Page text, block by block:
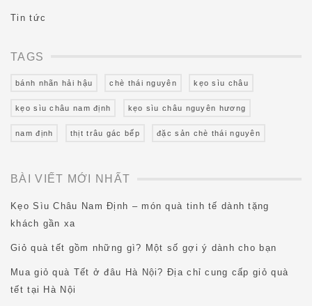
Tin tức
TAGS
bánh nhãn hải hậu chè thái nguyên kẹo sìu châu
kẹo sìu châu nam định kẹo sìu châu nguyên hương
nam định thịt trâu gác bếp đặc sản chè thái nguyên
BÀI VIẾT MỚI NHẤT
Kẹo Sìu Châu Nam Định – món quà tinh tế dành tặng
khách gần xa
Giỏ quà tết gồm những gì? Một số gợi ý dành cho bạn
Mua giỏ quà Tết ở đâu Hà Nội? Địa chỉ cung cấp giỏ quà
tết tại Hà Nội